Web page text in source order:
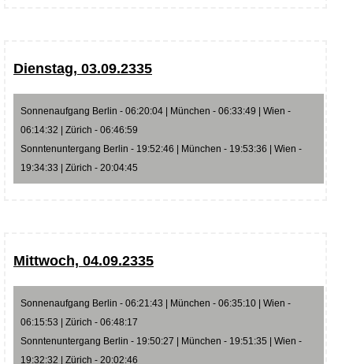
Dienstag, 03.09.2335
Sonnenaufgang Berlin - 06:20:04 | München - 06:33:49 | Wien -
06:14:32 | Zürich - 06:46:59
Sonntenuntergang Berlin - 19:52:46 | München - 19:53:36 | Wien -
19:34:33 | Zürich - 20:04:45
Mittwoch, 04.09.2335
Sonnenaufgang Berlin - 06:21:43 | München - 06:35:10 | Wien -
06:15:53 | Zürich - 06:48:17
Sonntenuntergang Berlin - 19:50:27 | München - 19:51:35 | Wien -
19:32:32 | Zürich - 20:02:46